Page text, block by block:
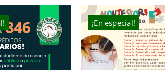
¡En especial!